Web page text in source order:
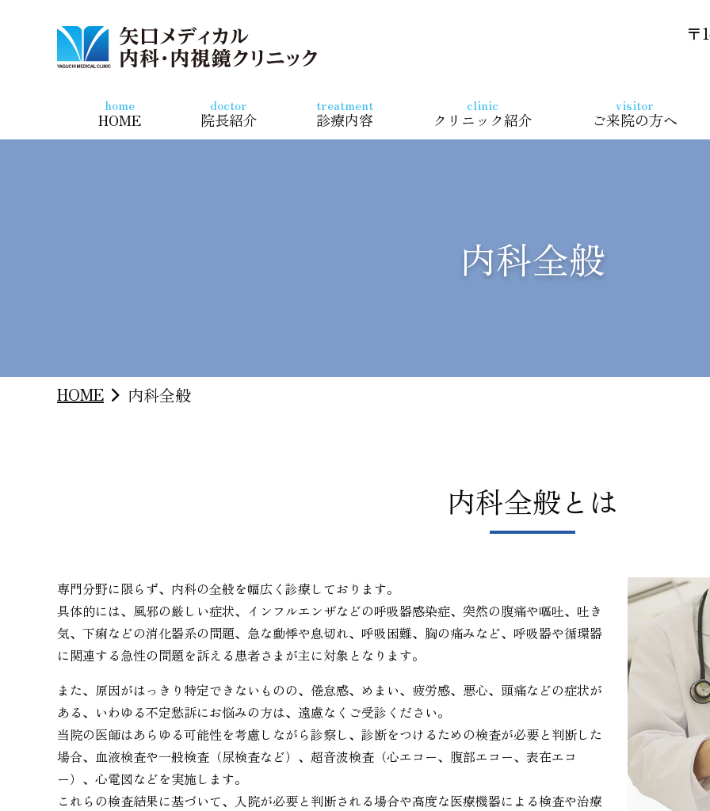
〒
home
HOME
doctor
院長紹介
treatment
診療内容
clinic
クリニック紹介
visitor
ご来院の方へ
内科全般
HOME 内科全般
内科全般とは
専門分野に限らず、内科の全般を幅広く診療しております。
具体的には、風邪の厳しい症状、インフルエンザなどの呼吸器感染症、突然の腹痛や嘔吐、吐き
気、下痢などの消化器系の問題、急な動悸や息切れ、呼吸困難、胸の痛みなど、呼吸器や循環器
に関連する急性の問題を訴える患者さまが主に対象となります。
また、原因がはっきり特定できないものの、倦怠感、めまい、疲労感、悪心、頭痛などの症状が
ある、いわゆる不定愁訴にお悩みの方は、遠慮なくご受診ください。
当院の医師はあらゆる可能性を考慮しながら診察し、診断をつけるための検査が必要と判断した
場合、血液検査や一般検査（尿検査など）、超音波検査（心エコー、腹部エコー、表在エコ
ー）、心電図などを実施します。
これらの検査結果に基づいて、入院が必要と判断される場合や高度な医療機器による検査や治療